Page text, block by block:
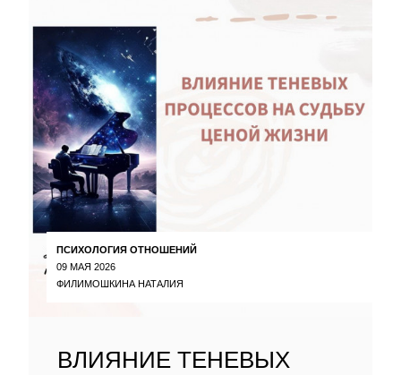
ПСИХОЛОГИЯ ОТНОШЕНИЙ
09 МАЯ 2026
ФИЛИМОШКИНА НАТАЛИЯ
ВЛИЯНИЕ ТЕНЕВЫХ